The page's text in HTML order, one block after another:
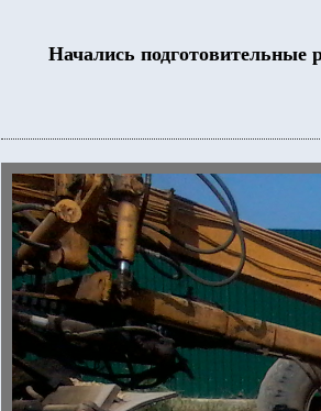
Начались